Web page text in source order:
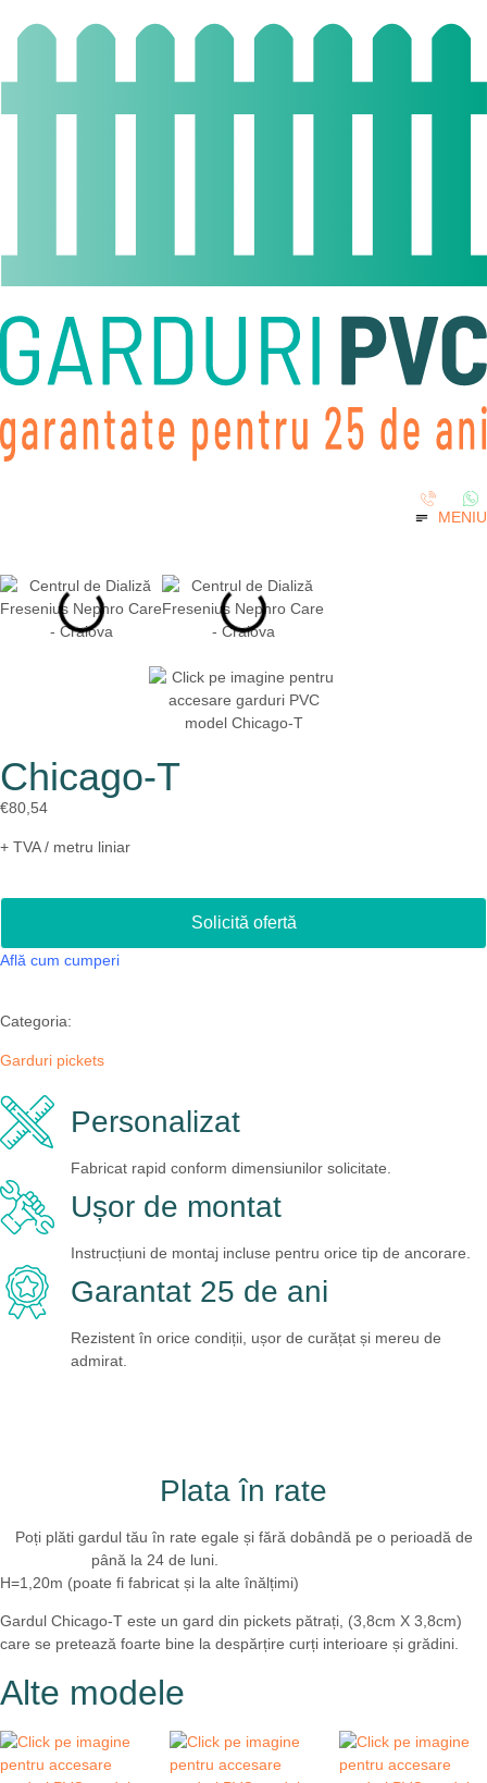
MENIU
Chicago-T
€80,54
+ TVA / metru liniar
Solicită ofertă
Află cum cumperi
Categoria:
Garduri pickets
Personalizat
Fabricat rapid conform dimensiunilor solicitate.
Ușor de montat
Instrucțiuni de montaj incluse pentru orice tip de ancorare.
Garantat 25 de ani
Rezistent în orice condiții, ușor de curățat și mereu de
admirat.
Plata în rate
Poți plăti gardul tău în rate egale și fără dobândă pe o perioadă de
până la 24 de luni.
H=1,20m (poate fi fabricat și la alte înălțimi)
Gardul Chicago-T este un gard din pickets pătrați, (3,8cm X 3,8cm)
care se pretează foarte bine la despărțire curți interioare și grădini.
Alte modele